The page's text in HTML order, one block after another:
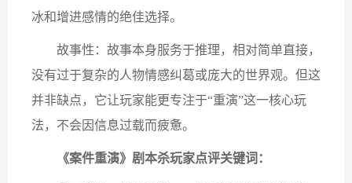
冰和增进感情的绝佳选择。
故事性：故事本身服务于推理，相对简单直接，
没有过于复杂的人物情感纠葛或庞大的世界观。但这
并非缺点，它让玩家能更专注于“重演”这一核心玩
法，不会因信息过载而疲惫。
《案件重演》剧本杀玩家点评关键词：